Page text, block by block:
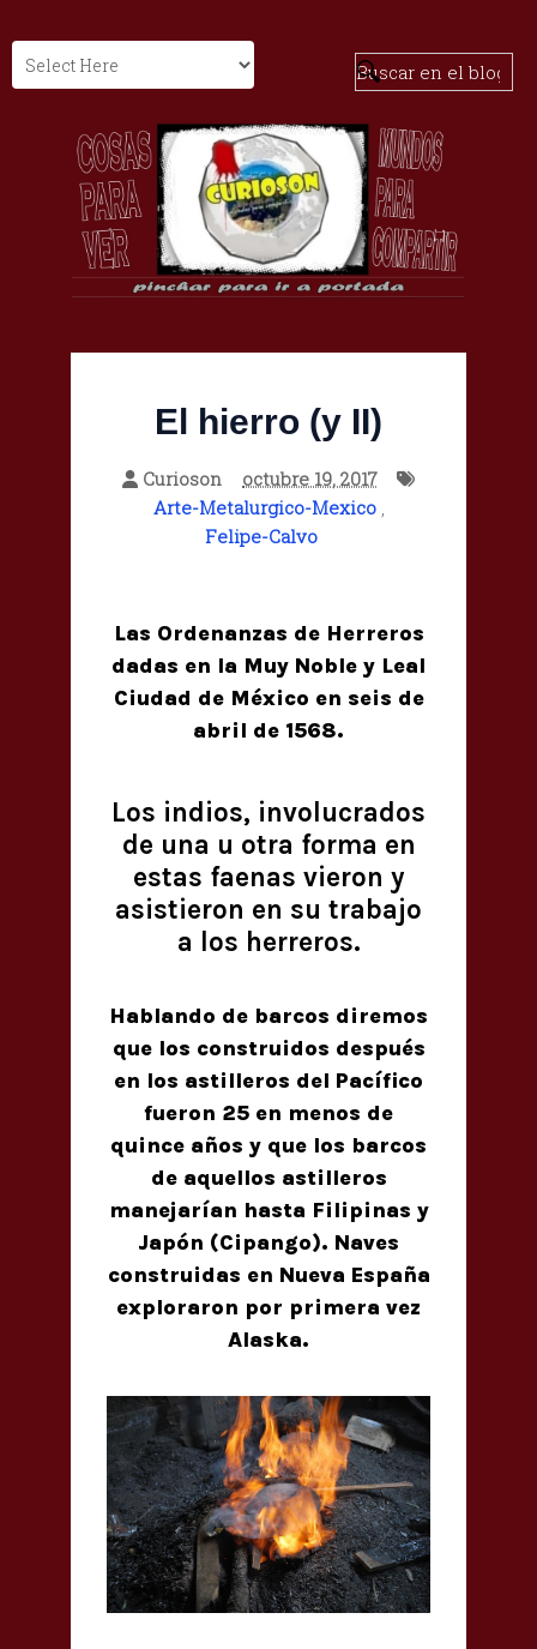
El hierro (y II)
Curioson
octubre 19, 2017
Arte-Metalurgico-Mexico,
Felipe-Calvo
Las Ordenanzas de Herreros
dadas en la Muy Noble y Leal
Ciudad de México en seis de
abril de 1568.
Los indios, involucrados
de una u otra forma en
estas faenas vieron y
asistieron en su trabajo
a los herreros.
Hablando de barcos diremos
que los construidos después
en los astilleros del Pacífico
fueron 25 en menos de
quince años y que los barcos
de aquellos astilleros
manejarían hasta Filipinas y
Japón (Cipango). Naves
construidas en Nueva España
exploraron por primera vez
Alaska.